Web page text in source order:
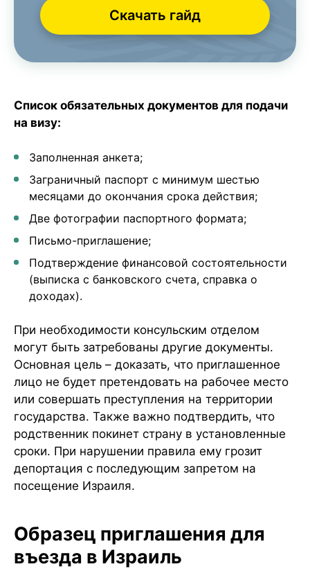
Скачать гайд
Список обязательных документов для подачи
на визу:
Заполненная анкета;
Заграничный паспорт с минимум шестью
месяцами до окончания срока действия;
Две фотографии паспортного формата;
Письмо-приглашение;
Подтверждение финансовой состоятельности
(выписка с банковского счета, справка о
доходах).
При необходимости консульским отделом
могут быть затребованы другие документы.
Основная цель – доказать, что приглашенное
лицо не будет претендовать на рабочее место
или совершать преступления на территории
государства. Также важно подтвердить, что
родственник покинет страну в установленные
сроки. При нарушении правила ему грозит
депортация с последующим запретом на
посещение Израиля.
Образец приглашения для
въезда в Израиль